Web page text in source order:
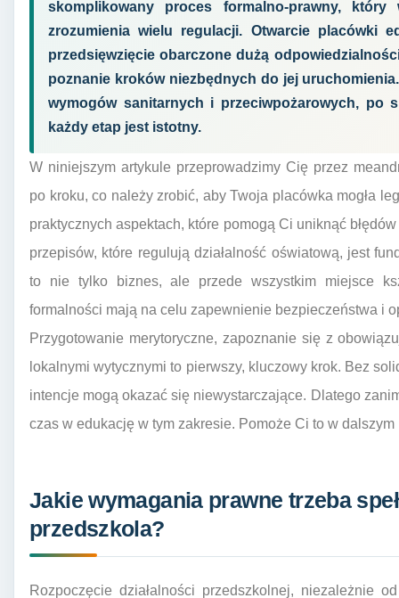
skomplikowany proces formalno-prawny,
zrozumienia wielu regulacji. Otwarcie placówki
przedsięwzięcie obarczone dużą
poznanie kroków niezbędnych do jej
wymogów sanitarnych i przeciwpożarowych, po
każdy etap jest istotny.
W niniejszym artykule przeprowadzimy Cię przez
po kroku, co należy zrobić, aby Twoja placówka mogła
praktycznych aspektach, które pomogą Ci uniknąć
przepisów, które regulują działalność oświatową, jest
to nie tylko biznes, ale przede wszystkim miejsce
formalności mają na celu zapewnienie bezpieczeństwa i
Przygotowanie merytoryczne, zapoznanie się z
lokalnymi wytycznymi to pierwszy, kluczowy krok. Bez
intencje mogą okazać się niewystarczające. Dlatego
czas w edukację w tym zakresie. Pomoże Ci to w
Jakie wymagania prawne trzeba
przedszkola?
Rozpoczęcie działalności przedszkolnej, niezależnie